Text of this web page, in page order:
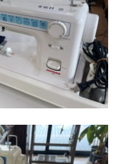
HZL-
7500
型
ザ・
ミ
シ
ン】
倉
区
の
お